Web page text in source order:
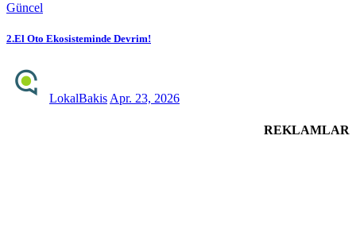
Güncel
2.El Oto Ekosisteminde Devrim!
LokalBakis Apr. 23, 2026
REKLAMLAR